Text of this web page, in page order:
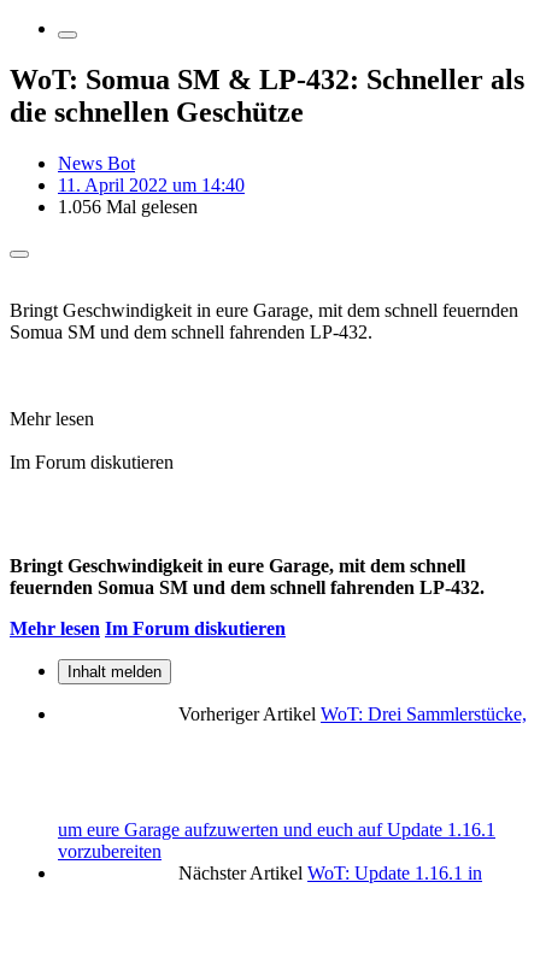
WoT: Somua SM & LP-432: Schneller als
die schnellen Geschütze
News Bot
11. April 2022 um 14:40
1.056 Mal gelesen
Bringt Geschwindigkeit in eure Garage, mit dem schnell feuernden
Somua SM und dem schnell fahrenden LP-432.
Mehr lesen
Im Forum diskutieren
Bringt Geschwindigkeit in eure Garage, mit dem schnell
feuernden Somua SM und dem schnell fahrenden LP-432.
Mehr lesen Im Forum diskutieren
Inhalt melden
Vorheriger Artikel WoT: Drei Sammlerstücke,
um eure Garage aufzuwerten und euch auf Update 1.16.1
vorzubereiten
Nächster Artikel WoT: Update 1.16.1 in